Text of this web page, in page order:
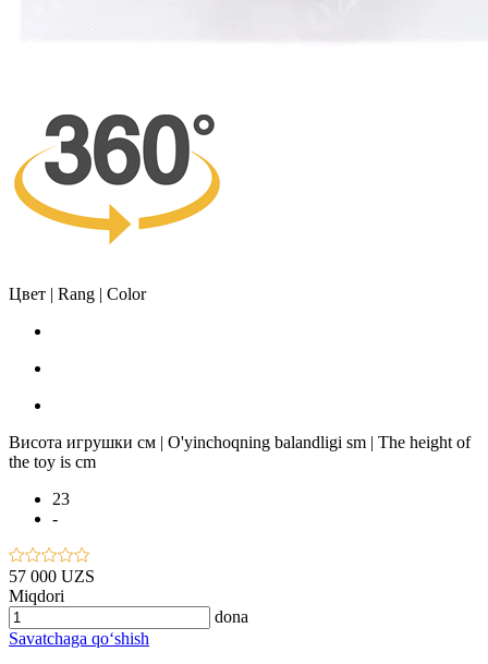
Цвет | Rang | Color
Висота игрушки см | O'yinchoqning balandligi sm | The height of
the toy is cm
23
-
57 000 UZS
Miqdori
dona
Savatchaga qo‘shish